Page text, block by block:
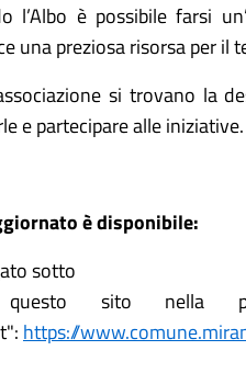
l’Albo è possibile farsi
una preziosa risorsa per il
si trovano la
e partecipare alle iniziative.
è disponibile:
sotto
sito nella
https://